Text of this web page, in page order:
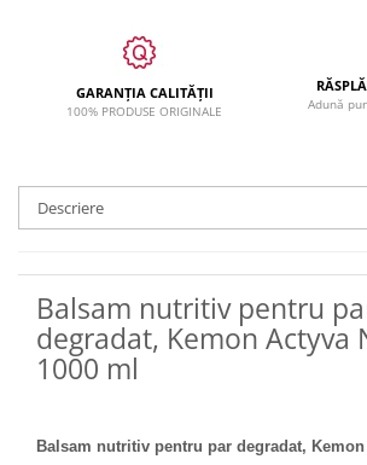
GARANȚIA CALITĂȚII
100% PRODUSE ORIGINALE
Adună
Descriere
Balsam nutritiv pentru
degradat, Kemon Actyva
1000 ml
Balsam nutritiv pentru par degradat,